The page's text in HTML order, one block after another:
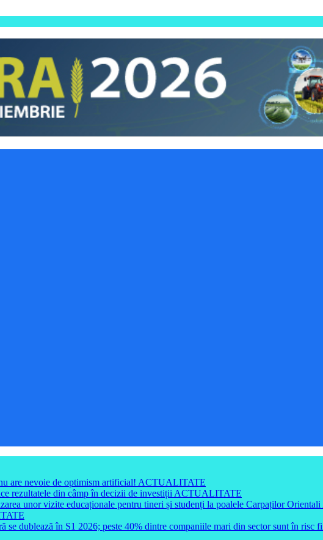
are nevoie de optimism artificial! ACTUALITATE
rezultatele din câmp în decizii de investiții ACTUALITATE
unor vizite educaționale pentru tineri și studenți la poalele Carpaților Orientali
se dublează în S1 2026; peste 40% dintre companiile mari din sector sunt în risc